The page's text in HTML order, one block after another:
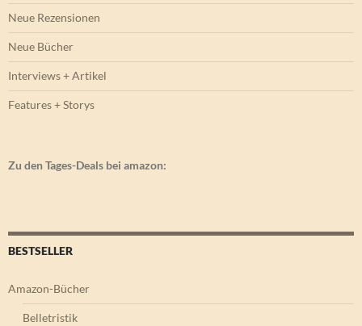
Neue Rezensionen
Neue Bücher
Interviews + Artikel
Features + Storys
Zu den Tages-Deals bei amazon:
BESTSELLER
Amazon-Bücher
Belletristik